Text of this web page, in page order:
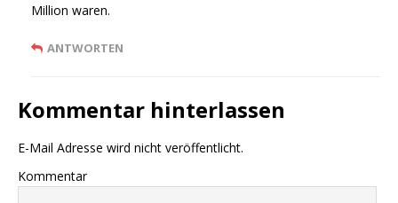
Million waren.
ANTWORTEN
Kommentar hinterlassen
E-Mail Adresse wird nicht veröffentlicht.
Kommentar